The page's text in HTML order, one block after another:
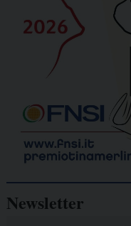
Newsletter